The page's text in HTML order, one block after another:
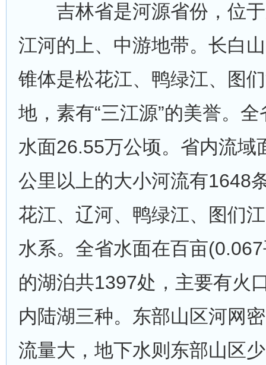
吉林省是河源省份，位于
江河的上、中游地带。长白
锥体是松花江、鸭绿江、图
地，素有“三江源”的美誉。
水面26.55万公顷。省内流域
公里以上的大小河流有1648
花江、辽河、鸭绿江、图们
水系。全省水面在百亩
的湖泊共1397处，主要有火
内陆湖三种。东部山区河网
流量大，地下水则东部山区